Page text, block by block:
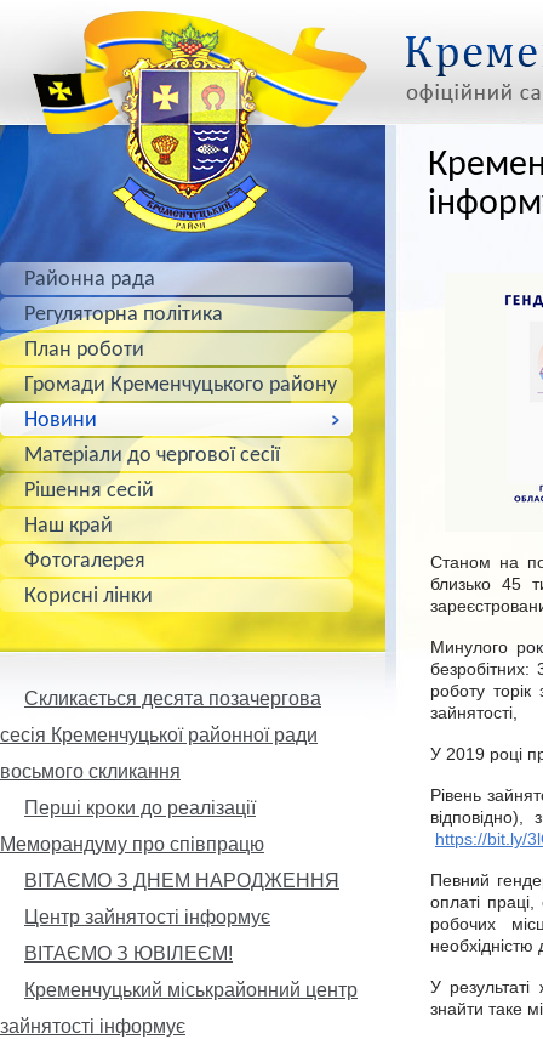
Станом на
близько 45
Минулого
безробітних:
роботу
зайнятості,
У 2019 році
Рівень
https://bit.ly/
Певний
оплаті
робочих
У
знайти таке
Районна рада
Регуляторна політика
План роботи
Громади Кременчуцького району
Новини
Матеріали до чергової сесії
Рішення сесій
Наш край
Фотогалерея
Корисні лінки
Скликається десята позачергова
сесія Кременчуцької районної ради
восьмого скликання
Перші кроки до реалізації
Меморандуму про співпрацю
ВІТАЄМО З ДНЕМ НАРОДЖЕННЯ
Центр зайнятості інформує
ВІТАЄМО З ЮВІЛЕЄМ!
Кременчуцький міськрайонний центр
зайнятості інформує